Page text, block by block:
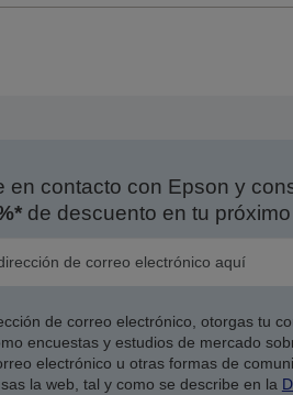
en contacto con Epson y
de descuento en tu
de correo electrónico, otorgas tu
encuestas y estudios de mercado
electrónico u otras formas de
la web, tal y como se describe en la